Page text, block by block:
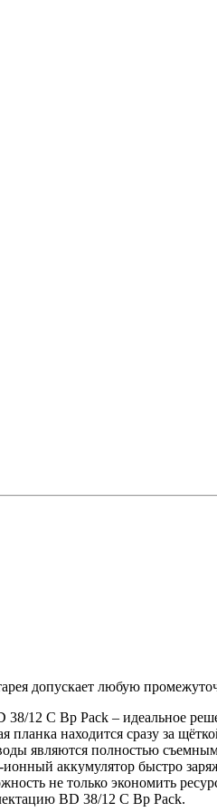
допускает любую
12 C Bp Рack – идеальное
находится сразу за
являются полностью
аккумулятор быстро
не только экономить
BD 38/12 C Bp Pack.